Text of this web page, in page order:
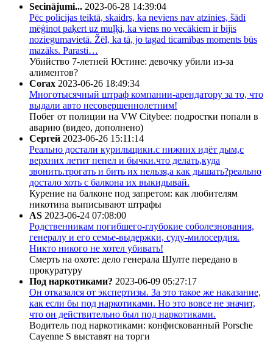
Secinājumi... 2023-06-28 14:39:04
Pēc policijas teiktā, skaidrs, ka neviens nav atzinies, šādi
mēģinot paķert uz muļķi, ka viens no vecākiem ir bijis
noziegumavietā. Žēl, ka tā, jo tagad ticamības moments būs
mazāks. Parasti…
Убийство 7-летней Юстине: девочку убили из-за
алиментов?
Corax 2023-06-26 18:49:34
Многотысячный штраф компании-арендатору за то, что
выдали авто несовершеннолетним!
Побег от полиции на VW Citybee: подростки попали в
аварию (видео, дополнено)
Сергей 2023-06-26 15:11:14
Реально достали курильщики.с нижних идёт дым,с
верхних летит пепел и бычки.что делать,куда
звонить.трогать и бить их нельзя,а как дышать?реально
достало хоть с балкона их выкидывай.
Курение на балконе под запретом: как любителям
никотина выписывают штрафы
AS 2023-06-24 07:08:00
Родственникам погибшего-глубокие соболезнования,
генералу и его семье-выдержки, суду-милосердия.
Никто никого не хотел убивать!
Смерть на охоте: дело генерала Шулте передано в
прокуратуру
Под наркотиками? 2023-06-09 05:27:17
Он отказался от экспертизы. За это такое же наказание,
как если бы под наркотиками. Но это вовсе не значит,
что он действительно был под наркотиками.
Водитель под наркотиками: конфискованный Porsche
Cayenne S выставят на торги